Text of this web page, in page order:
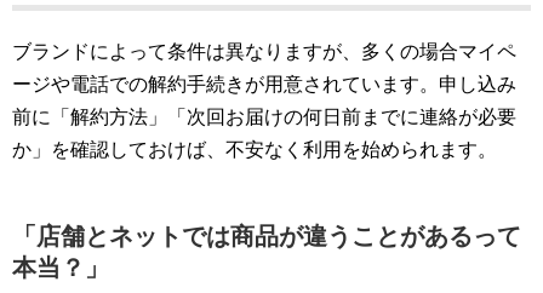
ブランドによって条件は異なりますが、多くの場合マイペ
ージや電話での解約手続きが用意されています。申し込み
前に「解約方法」「次回お届けの何日前までに連絡が必要
か」を確認しておけば、不安なく利用を始められます。
「店舗とネットでは商品が違うことがあるって
本当？」